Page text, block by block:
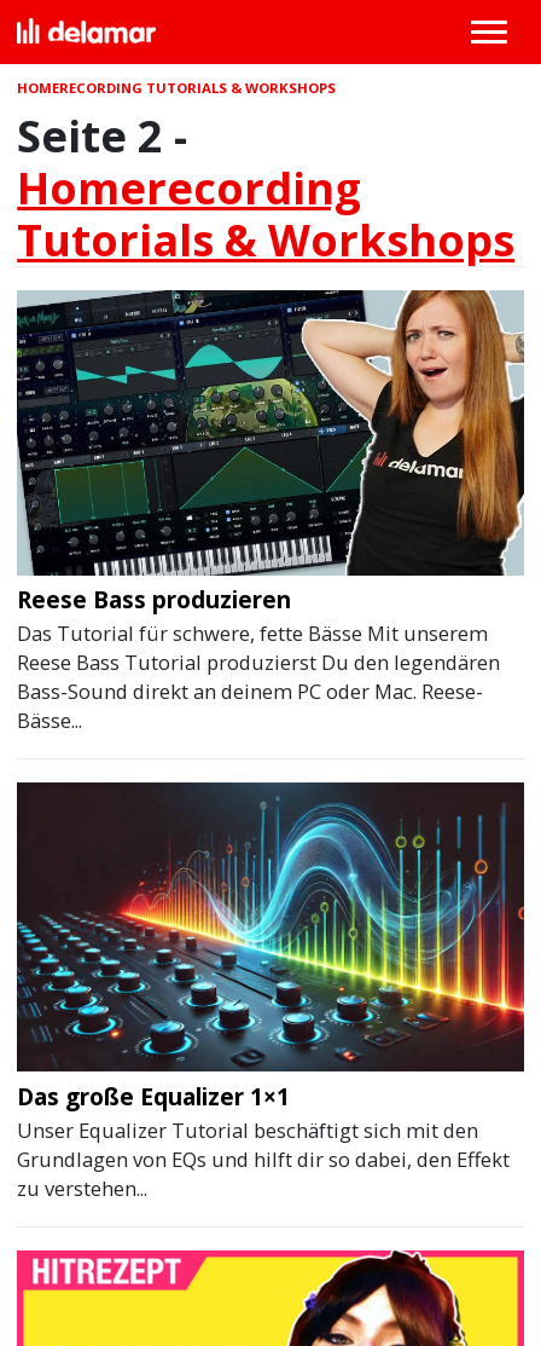
HOMERECORDING TUTORIALS & WORKSHOPS
Seite 2 -
Homerecording
Tutorials & Workshops
Reese Bass produzieren
Das Tutorial für schwere, fette Bässe Mit unserem
Reese Bass Tutorial produzierst Du den legendären
Bass-Sound direkt an deinem PC oder Mac. Reese-
Bässe...
Das große Equalizer 1×1
Unser Equalizer Tutorial beschäftigt sich mit den
Grundlagen von EQs und hilft dir so dabei, den Effekt
zu verstehen...